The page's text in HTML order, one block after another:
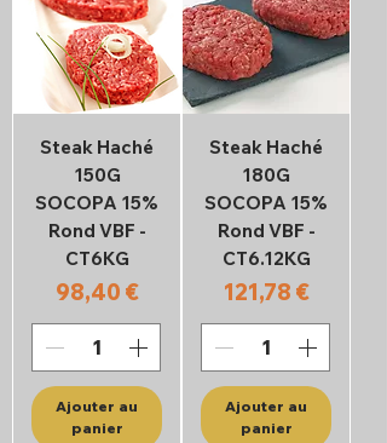
Steak Haché
150G
SOCOPA 15%
Rond VBF -
CT6KG
Prix
98,40 €
Ajouter au
panier
Steak Haché
180G
SOCOPA 15%
Rond VBF -
CT6.12KG
Prix
121,78 €
Ajouter au
panier